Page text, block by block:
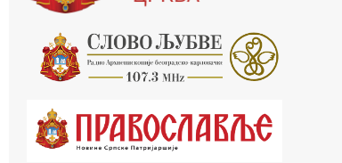
20.00 Вести из Цркве
20.15 Реч архијереја
20.30 Млади у Цркви
21.03 Гугл пита
22.03 Црквена предавања и трибине